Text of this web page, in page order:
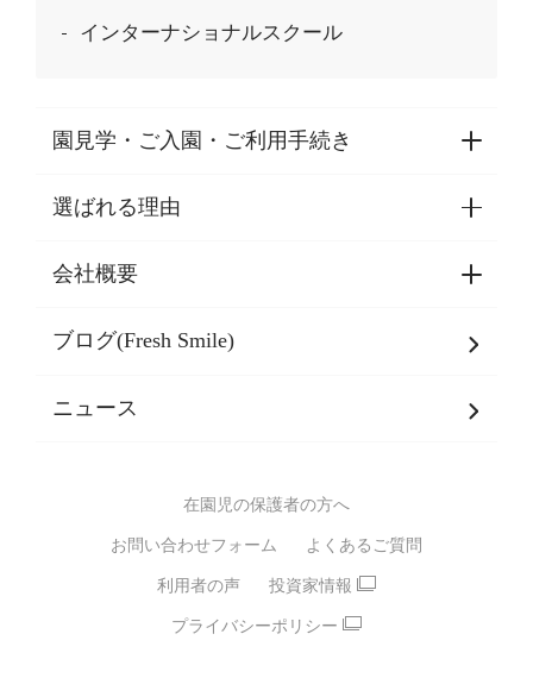
インターナショナルスクール
園見学・ご入園・ご利用手続き
園見学・ご入園・ご利用手続き
東京都認証保育所空き状況
選ばれる理由
選ばれる理由一覧
乳児期・幼児期・
バイリンガル保育園
スポーツ保育園
モンテッソーリ式保育園
STEAMS保育・学童
えいご
会社概要
会社概要
SDGsについて
ブログ(Fresh Smile)
ニュース
在園児の保護者の方へ
お問い合わせフォーム よくあるご質問
利用者の声 投資家情報
プライバシーポリシー